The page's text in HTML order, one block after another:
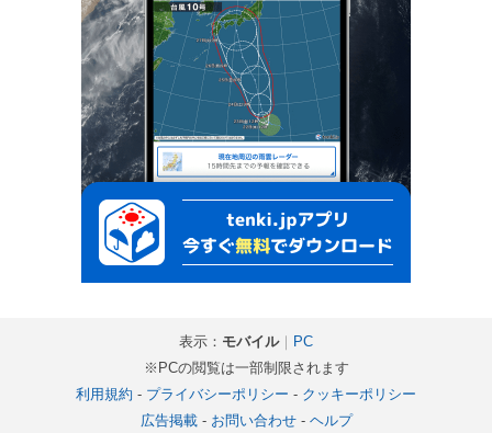
表示： モバイル｜ PC
※PCの閲覧は一部制限されます
利用規約 - プライバシーポリシー - クッキーポリシー
広告掲載- お問い合わせ- ヘルプ